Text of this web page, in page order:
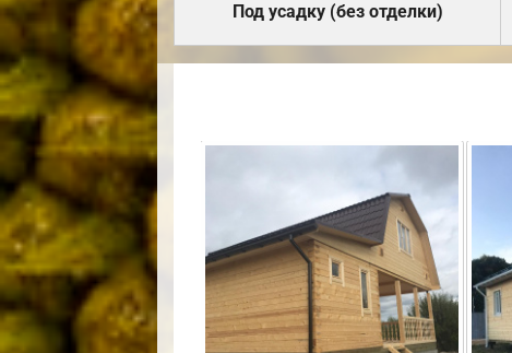
Под усадку (без отделки)